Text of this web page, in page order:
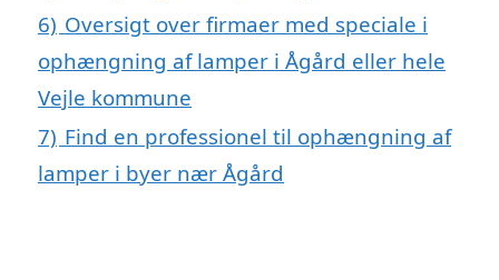
6) Oversigt over firmaer med speciale i
ophængning af lamper i Ågård eller hele
Vejle kommune
7) Find en professionel til ophængning af
lamper i byer nær Ågård